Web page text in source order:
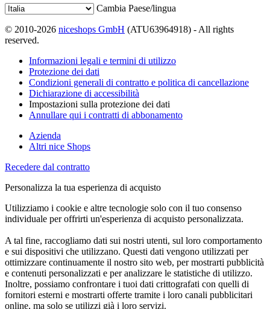
Cambia Paese/lingua
© 2010-2026 niceshops GmbH (ATU63964918) - All rights
reserved.
Informazioni legali e termini di utilizzo
Protezione dei dati
Condizioni generali di contratto e politica di cancellazione
Dichiarazione di accessibilità
Impostazioni sulla protezione dei dati
Annullare qui i contratti di abbonamento
Azienda
Altri nice Shops
Recedere dal contratto
Personalizza la tua esperienza di acquisto
Utilizziamo i cookie e altre tecnologie solo con il tuo consenso
individuale per offrirti un'esperienza di acquisto personalizzata.
A tal fine, raccogliamo dati sui nostri utenti, sul loro comportamento
e sui dispositivi che utilizzano. Questi dati vengono utilizzati per
ottimizzare continuamente il nostro sito web, per mostrarti pubblicità
e contenuti personalizzati e per analizzare le statistiche di utilizzo.
Inoltre, possiamo confrontare i tuoi dati crittografati con quelli di
fornitori esterni e mostrarti offerte tramite i loro canali pubblicitari
online, ma solo se utilizzi già i loro servizi.